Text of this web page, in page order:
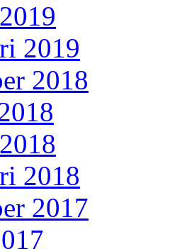
2019
2018
2018
2017